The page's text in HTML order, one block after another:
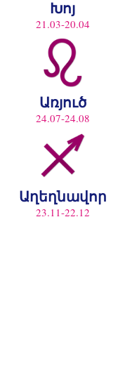
Խոյ
21.03-20.04
Առյուծ
24.07-24.08
Աղեղնավոր
23.11-22.12